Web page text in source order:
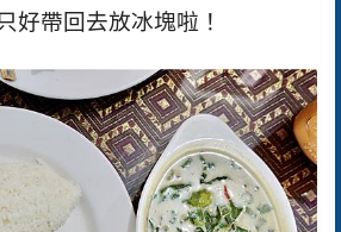
好帶回去放冰塊啦！